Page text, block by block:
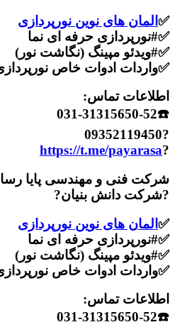
✅ المان های نوین نورپردازی
✅#نورپردازی حرفه ای نما
✅#ویدئو مپینگ (نگاشت نور)
✅واردات ادوات خاص
اطلاعات تماس:
☎️031-31315650-52
?09352119450
?
https://t.me/payarasa
شرکت فنی و مهندسی پایا رسا
?شرکت دانش بنیان?
✅ المان های نوین نورپردازی
✅#نورپردازی حرفه ای نما
✅#ویدئو مپینگ (نگاشت نور)
✅واردات ادوات خاص
اطلاعات تماس:
☎️031-31315650-52